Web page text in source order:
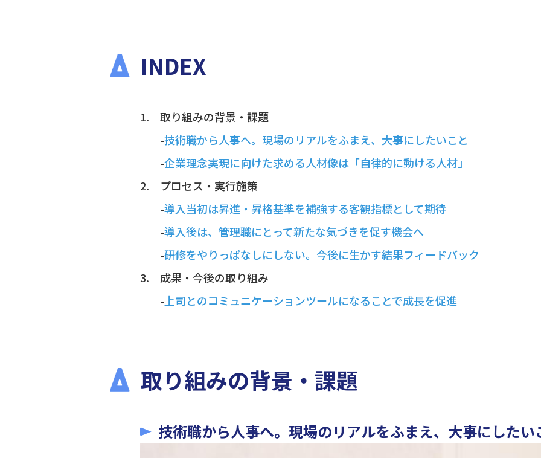
INDEX
取り組みの背景・課題
-技術職から人事へ。現場のリアルをふまえ、大事にしたいこと
-企業理念実現に向けた求める人材像は「自律的に動ける人材」
プロセス・実行施策
-導入当初は昇進・昇格基準を補強する客観指標として期待
-導入後は、管理職にとって新たな気づきを促す機会へ
-研修をやりっぱなしにしない。今後に生かす結果フィードバック
成果・今後の取り組み
-上司とのコミュニケーションツールになることで成長を促進
取り組みの背景・課題
技術職から人事へ。現場のリアルをふまえ、大事にしたい